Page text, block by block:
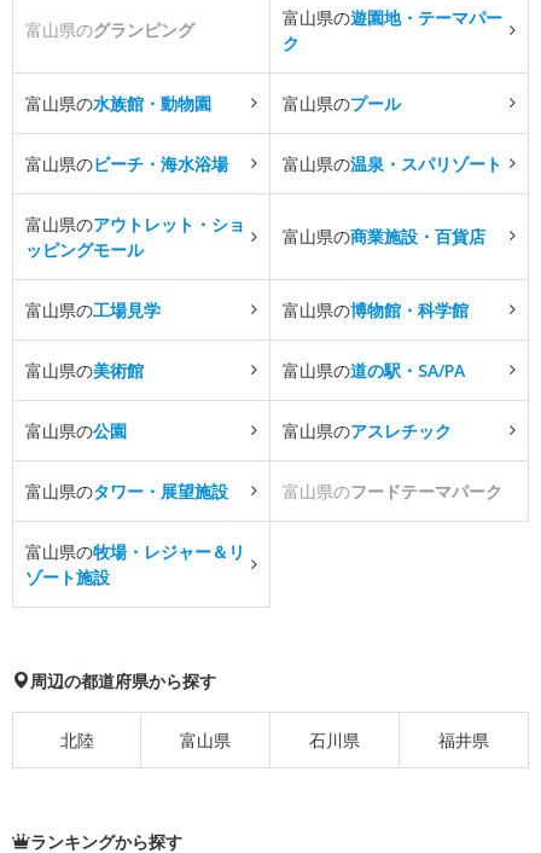
富山県のグランピング
富山県の遊園地・テーマパー
ク
富山県の水族館・動物園 富山県のプール
富山県のビーチ・海水浴場 富山県の温泉・スパリゾート
富山県のアウトレット・ショ
ッピングモール
富山県の商業施設・百貨店
富山県の工場見学 富山県の博物館・科学館
富山県の美術館 富山県の道の駅・SA/PA
富山県の公園 富山県のアスレチック
富山県のタワー・展望施設 富山県のフードテーマパーク
富山県の牧場・レジャー＆リ
ゾート施設
周辺の都道府県から探す
北陸 富山県 石川県 福井県
ランキングから探す